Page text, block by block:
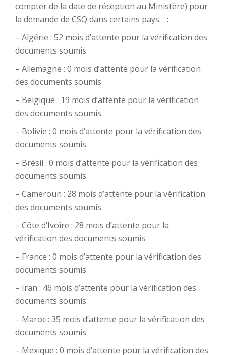
compter de la date de réception au Ministère) pour
la demande de CSQ dans certains pays. :
– Algérie : 52 mois d’attente pour la vérification des
documents soumis
– Allemagne : 0 mois d’attente pour la vérification
des documents soumis
– Belgique : 19 mois d’attente pour la vérification
des documents soumis
– Bolivie : 0 mois d’attente pour la vérification des
documents soumis
– Brésil : 0 mois d’attente pour la vérification des
documents soumis
– Cameroun : 28 mois d’attente pour la vérification
des documents soumis
– Côte d’Ivoire : 28 mois d’attente pour la
vérification des documents soumis
– France : 0 mois d’attente pour la vérification des
documents soumis
– Iran : 46 mois d’attente pour la vérification des
documents soumis
– Maroc : 35 mois d’attente pour la vérification des
documents soumis
– Mexique : 0 mois d’attente pour la vérification des